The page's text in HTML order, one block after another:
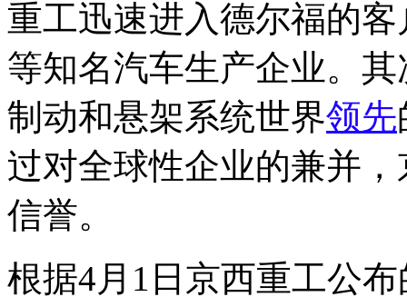
重工迅速进入德尔福的
等知名汽车生产企业。
制动和悬架系统世界领先
过对全球性企业的兼并
信誉。
根据4月1日京西重工公